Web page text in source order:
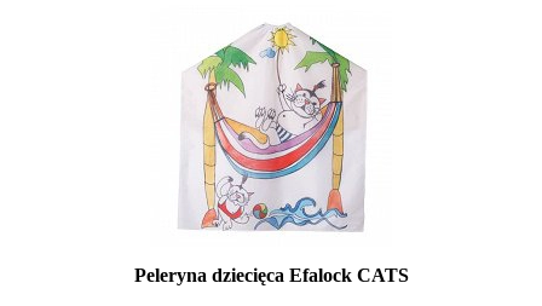
Peleryna dziecięca Efalock CATS